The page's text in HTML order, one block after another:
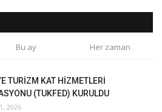
Bu ay Her zaman
TURİZM KAT HİZMETLERİ
(TUKFED) KURULDU
2026